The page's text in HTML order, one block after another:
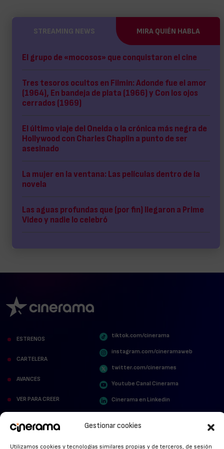
Gestionar cookies
Utilizamos cookies y tecnologías similares propias y de terceros, de sesión
STREAMING NEWS MIRA QUIÉN HABLA
El grupo de «mocosos» que conquistaron el cine
Tres tesoros ocultos en Filmin: Adonde fue el amor
(1964), En bandeja de plata (1966) y Con los ojos
cerrados (1969)
El último viaje del Oneida o la crónica más negra de
Hollywood con Charles Chaplin a punto de ser
asesinado
La mujer en la ventana: Las películas dentro de la
novela
Las aguas profundas que (por fin) llegaron a Prime
Video y nadie lo celebró
ESTRENOS
CARTELERA
AVANCES
VER PARA CREER
tiktok.com/cinerama
instagram.com/cineramaweb
twitter.com/cinerames
Youtube Canal Cinerama
Cinerama en Linkedin